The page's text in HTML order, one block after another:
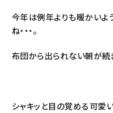
今年は例年よりも暖かいよ
ね・・・。
布団から出られない朝が続
シャキッと目の覚める可愛